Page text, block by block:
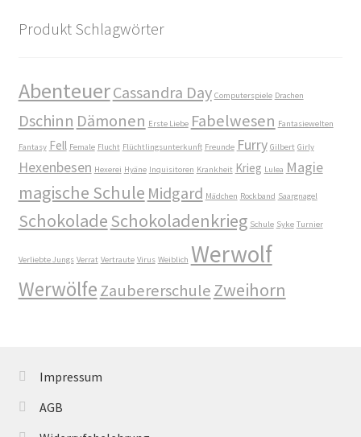
Umweg ins Glück
Unsere Autoren
Verliebte Jungs
Verlockende Spiele
Warenkorb
Welcome
William von Saargnagel
Produkt Schlagwörter
AbenteuerCassandra Day Computerspiele Drachen
Dschinn Dämonen Erste Liebe Fabelwesen Fantasiewelten
Fantasy Fell Female Flucht Flüchtlingsunterkunft Freunde Furry Gilbert Girly
Hexenbesen Hexerei Hyäne Inquisitoren Krankheit Krieg Lulea Magie
magische Schule Midgard Mädchen Rockband Saargnagel
SchokoladeSchokoladenkrieg Schule Syke Turnier
Verliebte Jungs Verrat Vertraute Virus Weiblich Werwolf
WerwölfeZaubererschuleZweihorn
Impressum
AGB